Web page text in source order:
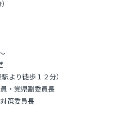
より徒歩１２分）
・党県副委員長
策委員長